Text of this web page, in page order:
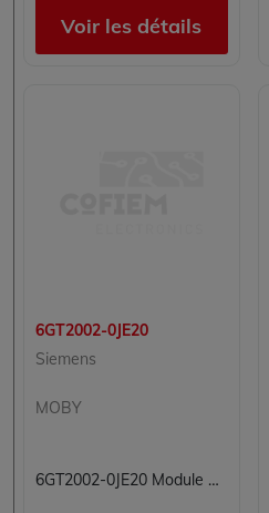
Voir les détails
6GT2002-0JE20
Siemens
MOBY
6GT2002-0JE20 Module de communication Moby Siemens